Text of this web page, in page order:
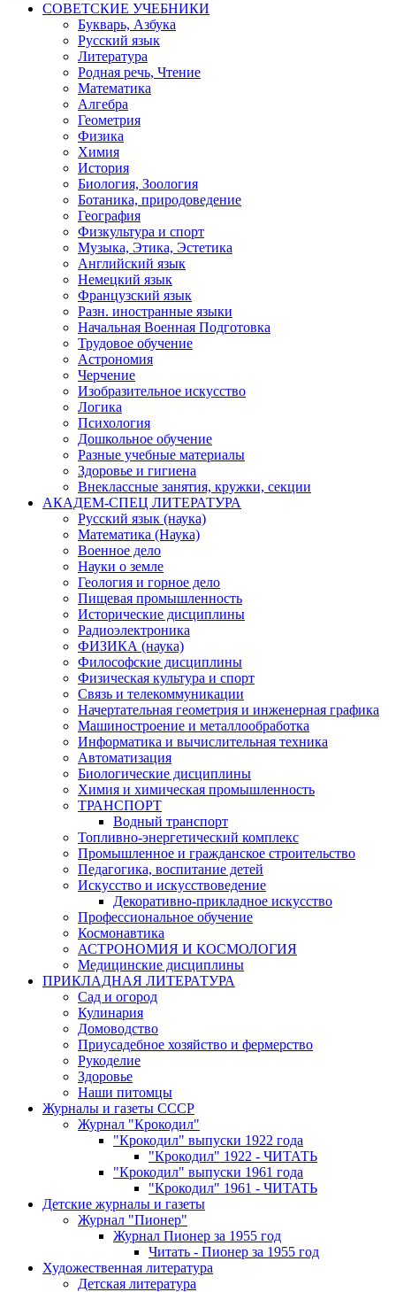
СОВЕТСКИЕ УЧЕБНИКИ
Букварь, Азбука
Русский язык
Литература
Родная речь, Чтение
Математика
Алгебра
Геометрия
Физика
Химия
История
Биология, Зоология
Ботаника, природоведение
География
Физкультура и спорт
Музыка, Этика, Эстетика
Английский язык
Немецкий язык
Французский язык
Разн. иностранные языки
Начальная Военная Подготовка
Трудовое обучение
Астрономия
Черчение
Изобразительное искусство
Логика
Психология
Дошкольное обучение
Разные учебные материалы
Здоровье и гигиена
Внеклассные занятия, кружки, секции
АКАДЕМ-СПЕЦ ЛИТЕРАТУРА
Русский язык (наука)
Математика (Наука)
Военное дело
Науки о земле
Геология и горное дело
Пищевая промышленность
Исторические дисциплины
Радиоэлектроника
ФИЗИКА (наука)
Философские дисциплины
Физическая культура и спорт
Связь и телекоммуникации
Начертательная геометрия и инженерная графика
Машиностроение и металлообработка
Информатика и вычислительная техника
Автоматизация
Биологические дисциплины
Химия и химическая промышленность
ТРАНСПОРТ
Водный транспорт
Топливно-энергетический комплекс
Промышленное и гражданское строительство
Педагогика, воспитание детей
Искусство и искусствоведение
Декоративно-прикладное искусство
Профессиональное обучение
Космонавтика
АСТРОНОМИЯ И КОСМОЛОГИЯ
Медицинские дисциплины
ПРИКЛАДНАЯ ЛИТЕРАТУРА
Сад и огород
Кулинария
Домоводство
Приусадебное хозяйство и фермерство
Рукоделие
Здоровье
Наши питомцы
Журналы и газеты СССР
Журнал "Крокодил"
"Крокодил" выпуски 1922 года
"Крокодил" 1922 - ЧИТАТЬ
"Крокодил" выпуски 1961 года
"Крокодил" 1961 - ЧИТАТЬ
Детские журналы и газеты
Журнал "Пионер"
Журнал Пионер за 1955 год
Читать - Пионер за 1955 год
Художественная литература
Детская литература